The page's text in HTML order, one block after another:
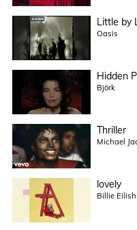
Little by
Oasis
Hidden
Björk
Thriller
Michael
lovely
Billie